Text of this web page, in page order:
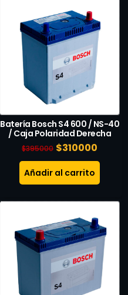
Batería Bosch S4 600 / NS-40
/ Caja Polaridad Derecha
$395000 $310000
Añadir al carrito